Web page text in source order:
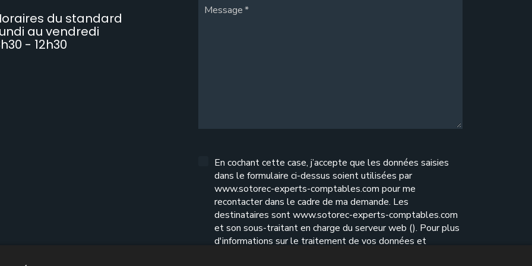
du standard
au vendredi
- 12h30
Message
En cochant cette case, j’accepte que les données saisies
dans le formulaire ci-dessus soient utilisées par
www.sotorec-experts-comptables.com pour me
recontacter dans le cadre de ma demande. Les
destinataires sont www.sotorec-experts-comptables.com
et son sous-traitant en charge du serveur web (). Pour plus
d'informations sur le traitement de vos données et